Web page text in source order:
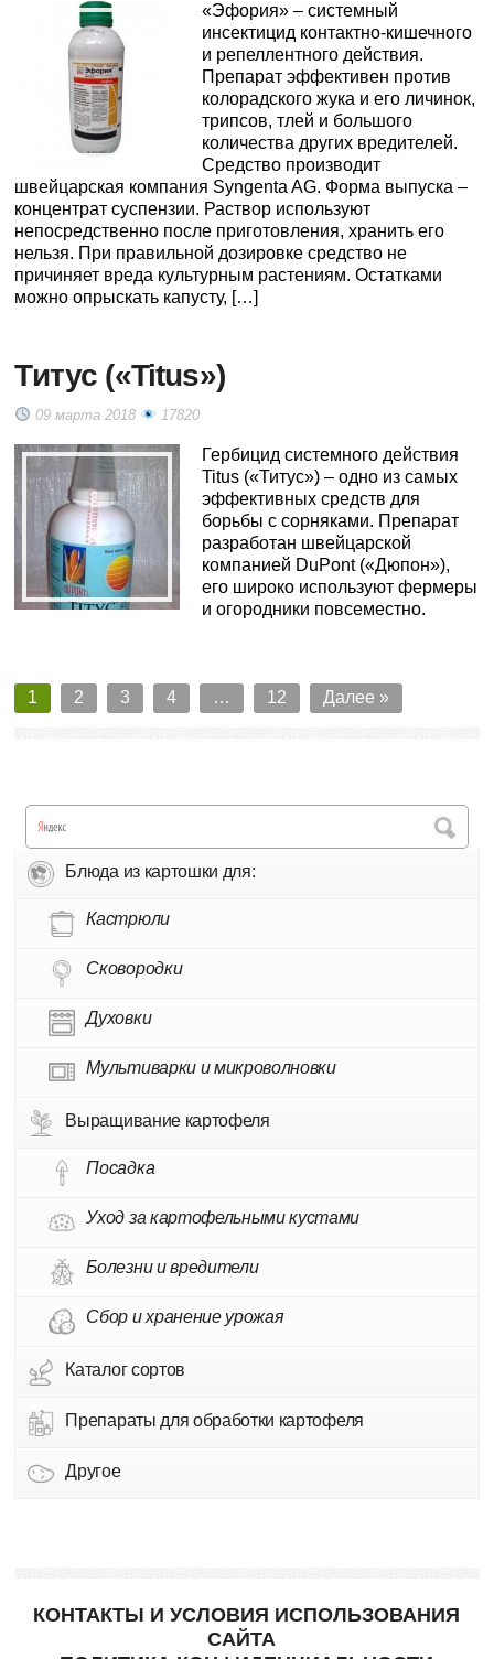
«Эфория» – системный
инсектицид контактно-кишечного
и репеллентного действия.
Препарат эффективен против
колорадского жука и его личинок,
трипсов, тлей и большого
количества других вредителей.
Средство производит
швейцарская компания Syngenta AG. Форма выпуска –
концентрат суспензии. Раствор используют
непосредственно после приготовления, хранить его
нельзя. При правильной дозировке средство не
причиняет вреда культурным растениям. Остатками
можно опрыскать капусту, […]
Титус («Titus»)
09 марта 2018 17820
Гербицид системного действия
Titus («Титус») – одно из самых
эффективных средств для
борьбы с сорняками. Препарат
разработан швейцарской
компанией DuPont («Дюпон»),
его широко используют фермеры
и огородники повсеместно.
1 2 3 4 … 12 Далее »
Блюда из картошки для:
Кастрюли
Сковородки
Духовки
Мультиварки и микроволновки
Выращивание картофеля
Посадка
Уход за картофельными кустами
Болезни и вредители
Сбор и хранение урожая
Каталог сортов
Препараты для обработки картофеля
Другое
КОНТАКТЫ И УСЛОВИЯ ИСПОЛЬЗОВАНИЯ
САЙТА